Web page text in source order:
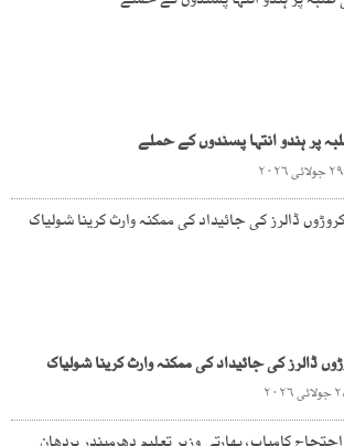
پر ہندو انتہا پسندوں کے حملے
ڈالرز کی جائیداد کی ممکنہ وارث کرینا شولیاک